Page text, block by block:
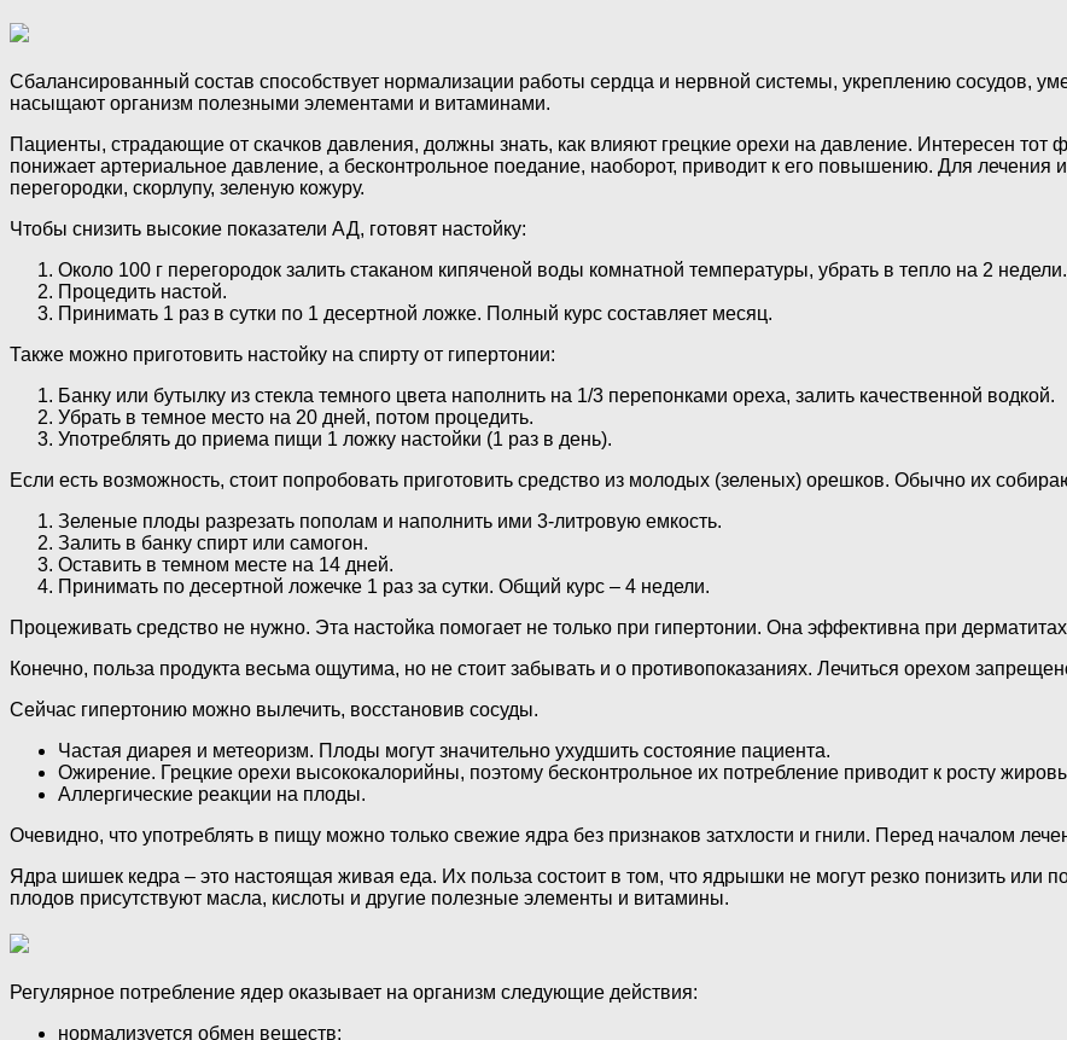
Сбалансированный состав способствует нормализации работы сердца и нервной системы, укреплению сосудов,
насыщают организм полезными элементами и витаминами.
Пациенты, страдающие от скачков давления, должны знать, как влияют грецкие орехи на давление. Интересен тот
понижает артериальное давление, а бесконтрольное поедание, наоборот, приводит к его повышению. Для лечения
перегородки, скорлупу, зеленую кожуру.
Чтобы снизить высокие показатели АД, готовят настойку:
Около 100 г перегородок залить стаканом кипяченой воды комнатной температуры, убрать в тепло на 2 недели.
Процедить настой.
Принимать 1 раз в сутки по 1 десертной ложке. Полный курс составляет месяц.
Также можно приготовить настойку на спирту от гипертонии:
Банку или бутылку из стекла темного цвета наполнить на 1/3 перепонками ореха, залить качественной водкой.
Убрать в темное место на 20 дней, потом процедить.
Употреблять до приема пищи 1 ложку настойки (1 раз в день).
Если есть возможность, стоит попробовать приготовить средство из молодых (зеленых) орешков. Обычно их
Зеленые плоды разрезать пополам и наполнить ими 3-литровую емкость.
Залить в банку спирт или самогон.
Оставить в темном месте на 14 дней.
Принимать по десертной ложечке 1 раз за сутки. Общий курс – 4 недели.
Процеживать средство не нужно. Эта настойка помогает не только при гипертонии. Она эффективна при
Конечно, польза продукта весьма ощутима, но не стоит забывать и о противопоказаниях. Лечиться орехом
Сейчас гипертонию можно вылечить, восстановив сосуды.
Частая диарея и метеоризм. Плоды могут значительно ухудшить состояние пациента.
Ожирение. Грецкие орехи высококалорийны, поэтому бесконтрольное их потребление приводит к росту
Аллергические реакции на плоды.
Очевидно, что употреблять в пищу можно только свежие ядра без признаков затхлости и гнили. Перед началом
Ядра шишек кедра – это настоящая живая еда. Их польза состоит в том, что ядрышки не могут резко понизить или
плодов присутствуют масла, кислоты и другие полезные элементы и витамины.
Регулярное потребление ядер оказывает на организм следующие действия:
нормализуется обмен веществ;